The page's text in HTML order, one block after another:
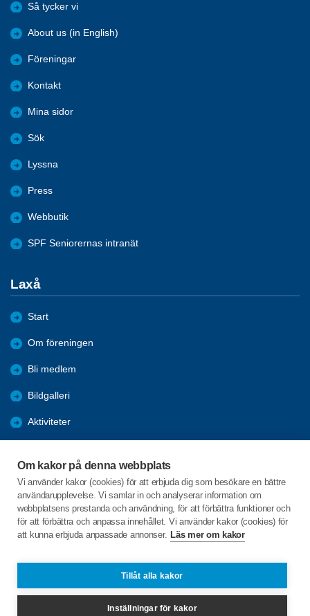
Om kakor på denna webbplats
Vi använder kakor (cookies) för att erbjuda dig som besökare en bättre
användarupplevelse. Vi samlar in och analyserar information om
webbplatsens prestanda och användning, för att förbättra funktioner och
för att förbättra och anpassa innehållet. Vi använder kakor (cookies) för
att kunna erbjuda anpassade annonser. Läs mer om kakor
Tillåt alla kakor
Inställningar för kakor
Så tycker vi
About us (in English)
Föreningar
Kontakt
Mina sidor
Sök
Lyssna
Press
Webbutik
SPF Seniorernas intranät
Laxå
Start
Om föreningen
Bli medlem
Bildgalleri
Aktiviteter
Förmåner
Digital hjälp
C/o:Göran Palmqvist